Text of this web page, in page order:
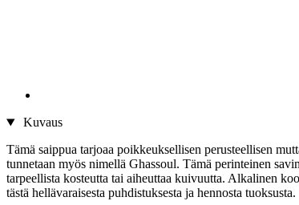
Kuvaus
Tämä saippua tarjoaa poikkeuksellisen perusteellisen
tunnetaan myös nimellä Ghassoul. Tämä perinteinen
tarpeellista kosteutta tai aiheuttaa kuivuutta. Alkalinen
tästä hellävaraisesta puhdistuksesta ja hennosta tuoksusta.